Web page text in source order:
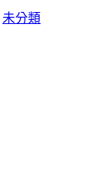
未分類